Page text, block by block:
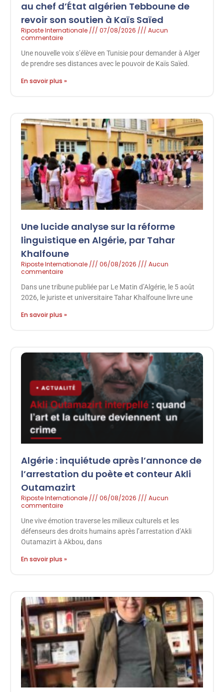
au chef d’État algérien Tebboune de
revoir son soutien à Kaïs Saïed
Riposte Internationale 07/08/2026
Aucun
commentaire
Une nouvelle voix s’élève en Tunisie pour demander à Alger
de prendre ses distances avec le pouvoir de Kaïs Saïed.
En savoir plus »
Une lucide analyse sur la réforme
linguistique en Algérie, par Tahar
Khalfoune
Riposte Internationale 06/08/2026
Aucun
commentaire
Dans une tribune publiée par Le Matin d’Algérie, le 5 août
2026, le juriste et universitaire Tahar Khalfoune livre une
En savoir plus »
Algérie : inquiétude après l’annonce de
l’arrestation du poète et conteur Akli
Outamazirt
Riposte Internationale 06/08/2026
Aucun
commentaire
Une vive émotion traverse les milieux culturels et les
défenseurs des droits humains après l’arrestation d’Akli
Outamazirt à Akbou, dans
En savoir plus »